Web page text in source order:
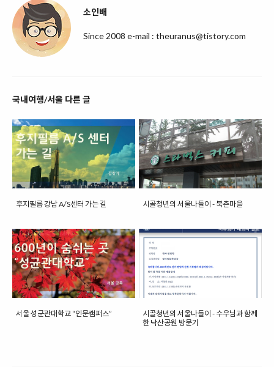
소인배
Since 2008 e-mail : theuranus@tistory.com
국내여행/서울 다른 글
후지필름 강남 A/S센터 가는 길 시골청년의 서울나들이 - 북촌마을
서울 성균관대학교 “인문캠퍼스”
시골청년의 서울나들이 - 수우님과 함께
한 낙산공원 방문기